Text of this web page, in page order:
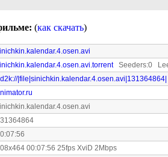
(как скачать)
Seeders:0
|file|sinichkin.kalendar.4.osen.avi|131364864|
00:07:56 25fps XviD 2Mbps